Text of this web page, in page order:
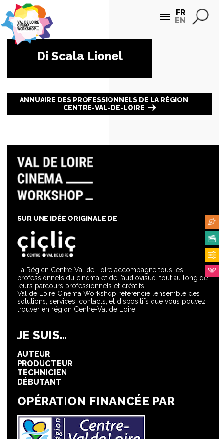
FR
EN
Di Scala Lionel
ANNUAIRE DES PROFESSIONNELS DE LA RÉGION
CENTRE-VAL-DE-LOIRE
La Région Centre-Val de Loire accompagne tous les
professionnels du cinéma et de l’audiovisuel tout au long de
leurs parcours professionnels et créatifs.
Val de Loire Cinema Workshop référencie l’ensemble des
solutions, services, contacts, et dispositifs que vous pouvez
trouver en région Centre-Val de Loire.
SUR UNE IDÉE ORIGINALE DE
JE SUIS...
AUTEUR
PRODUCTEUR
TECHNICIEN
DÉBUTANT
OPÉRATION FINANCÉE PAR
Panneau de gestion des cookies